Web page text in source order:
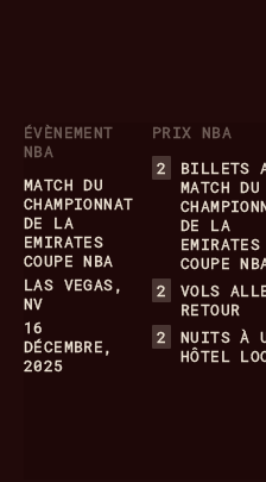
ÉVÈNEMENT
NBA
MATCH DU
CHAMPIONNAT
DE LA
EMIRATES
COUPE NBA
LAS VEGAS,
NV
16
DÉCEMBRE,
2025
PRIX NBA
2
BILLETS
MATCH DU
DE LA
EMIRATES
COUPE
2
VOLS
RETOUR
2
NUITS À
HÔTEL